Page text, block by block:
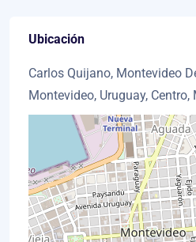
Ubicación
Carlos Quijano, Montevideo
Montevideo, Uruguay, Centro,